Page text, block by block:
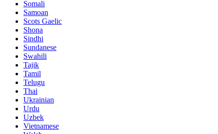
Somali
Samoan
Scots Gaelic
Shona
Sindhi
Sundanese
Swahili
Tajik
Tamil
Telugu
Thai
Ukrainian
Urdu
Uzbek
Vietnamese